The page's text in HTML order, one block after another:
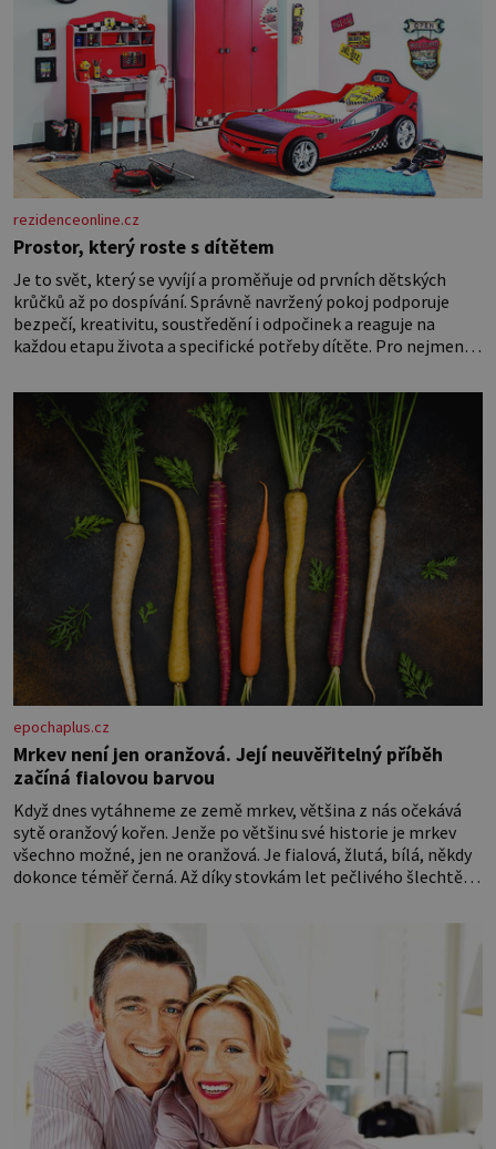
rezidenceonline.cz
Prostor, který roste s dítětem
Je to svět, který se vyvíjí a proměňuje od prvních dětských
krůčků až po dospívání. Správně navržený pokoj podporuje
bezpečí, kreativitu, soustředění i odpočinek a reaguje na
každou etapu života a specifické potřeby dítěte. Pro nejmenší
miminka měl působit především klidně a útulně. Předškolní
věk je
epochaplus.cz
Mrkev není jen oranžová. Její neuvěřitelný příběh
začíná fialovou barvou
Když dnes vytáhneme ze země mrkev, většina z nás očekává
sytě oranžový kořen. Jenže po většinu své historie je mrkev
všechno možné, jen ne oranžová. Je fialová, žlutá, bílá, někdy
dokonce téměř černá. Až díky stovkám let pečlivého šlechtění
nedokážeme představit. Její příběh je